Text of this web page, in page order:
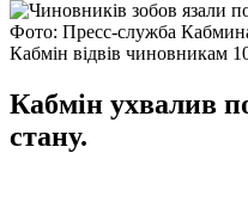
Фото: Пресс-служба
Кабмін відвів чиновникам
Кабмін ухвалив
стану.